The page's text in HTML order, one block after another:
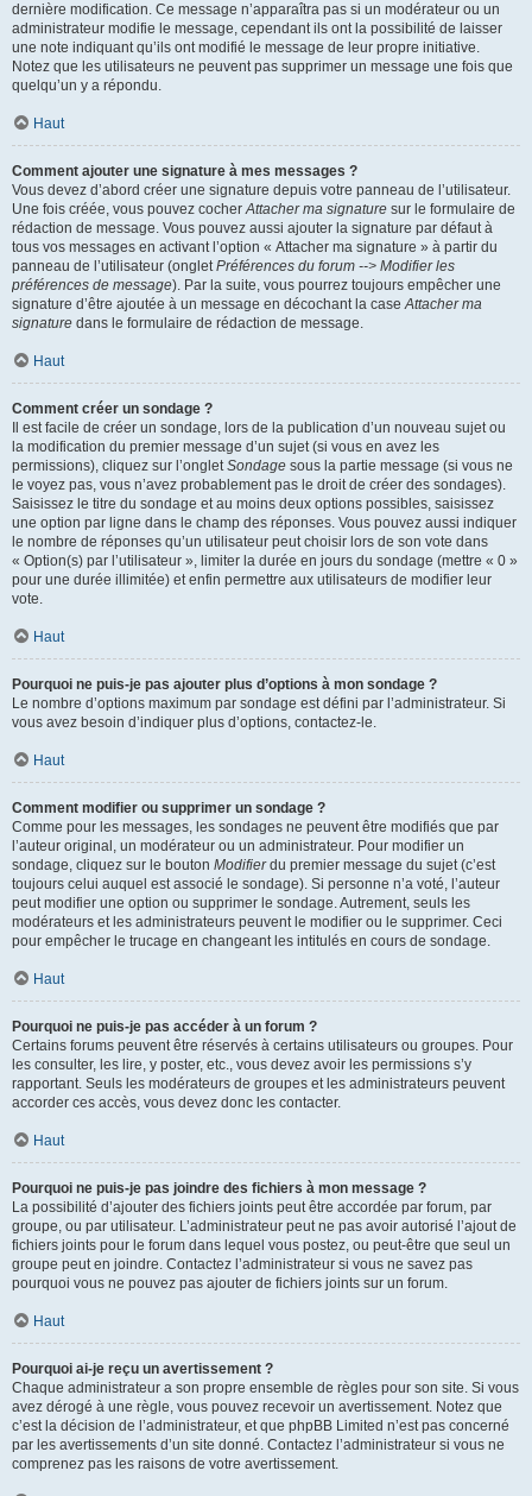
dernière modification. Ce message n’apparaîtra pas si un modérateur ou un
administrateur modifie le message, cependant ils ont la possibilité de laisser
une note indiquant qu’ils ont modifié le message de leur propre initiative.
Notez que les utilisateurs ne peuvent pas supprimer un message une fois que
quelqu’un y a répondu.
Haut
Comment ajouter une signature à mes messages ?
Vous devez d’abord créer une signature depuis votre panneau de l’utilisateur.
Une fois créée, vous pouvez cocherAttacher ma signature sur le formulaire de
rédaction de message. Vous pouvez aussi ajouter la signature par défaut à
tous vos messages en activant l’option « Attacher ma signature » à partir du
panneau de l’utilisateur (ongletPréférences du forum --> Modifier les
préférences de message). Par la suite, vous pourrez toujours empêcher une
signature d’être ajoutée à un message en décochant la caseAttacher ma
signature dans le formulaire de rédaction de message.
Haut
Comment créer un sondage ?
Il est facile de créer un sondage, lors de la publication d’un nouveau sujet ou
la modification du premier message d’un sujet (si vous en avez les
permissions), cliquez sur l’ongletSondage sous la partie message (si vous ne
le voyez pas, vous n’avez probablement pas le droit de créer des sondages).
Saisissez le titre du sondage et au moins deux options possibles, saisissez
une option par ligne dans le champ des réponses. Vous pouvez aussi indiquer
le nombre de réponses qu’un utilisateur peut choisir lors de son vote dans
« Option(s) par l’utilisateur », limiter la durée en jours du sondage (mettre « 0 »
pour une durée illimitée) et enfin permettre aux utilisateurs de modifier leur
vote.
Haut
Pourquoi ne puis-je pas ajouter plus d’options à mon sondage ?
Le nombre d’options maximum par sondage est défini par l’administrateur. Si
vous avez besoin d’indiquer plus d’options, contactez-le.
Haut
Comment modifier ou supprimer un sondage ?
Comme pour les messages, les sondages ne peuvent être modifiés que par
l’auteur original, un modérateur ou un administrateur. Pour modifier un
sondage, cliquez sur le bouton Modifierdu premier message du sujet (c’est
toujours celui auquel est associé le sondage). Si personne n’a voté, l’auteur
peut modifier une option ou supprimer le sondage. Autrement, seuls les
modérateurs et les administrateurs peuvent le modifier ou le supprimer. Ceci
pour empêcher le trucage en changeant les intitulés en cours de sondage.
Haut
Pourquoi ne puis-je pas accéder à un forum ?
Certains forums peuvent être réservés à certains utilisateurs ou groupes. Pour
les consulter, les lire, y poster, etc., vous devez avoir les permissions s’y
rapportant. Seuls les modérateurs de groupes et les administrateurs peuvent
accorder ces accès, vous devez donc les contacter.
Haut
Pourquoi ne puis-je pas joindre des fichiers à mon message ?
La possibilité d’ajouter des fichiers joints peut être accordée par forum, par
groupe, ou par utilisateur. L’administrateur peut ne pas avoir autorisé l’ajout de
fichiers joints pour le forum dans lequel vous postez, ou peut-être que seul un
groupe peut en joindre. Contactez l’administrateur si vous ne savez pas
pourquoi vous ne pouvez pas ajouter de fichiers joints sur un forum.
Haut
Pourquoi ai-je reçu un avertissement ?
Chaque administrateur a son propre ensemble de règles pour son site. Si vous
avez dérogé à une règle, vous pouvez recevoir un avertissement. Notez que
c’est la décision de l’administrateur, et que phpBB Limited n’est pas concerné
par les avertissements d’un site donné. Contactez l’administrateur si vous ne
comprenez pas les raisons de votre avertissement.